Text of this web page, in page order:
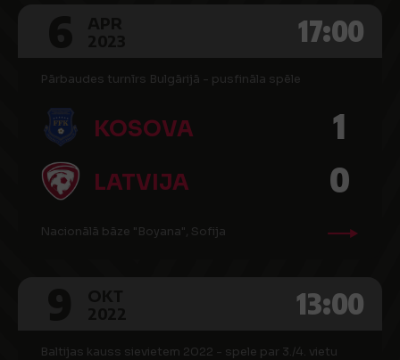
17:00
Pārbaudes turnīrs Bulgārijā - pusfināla spēle
KOSOVA 1
LATVIJA 0
Nacionālā bāze "Boyana", Sofija
13:00
Baltijas kauss sievietem 2022 - spele par 3./4. vietu